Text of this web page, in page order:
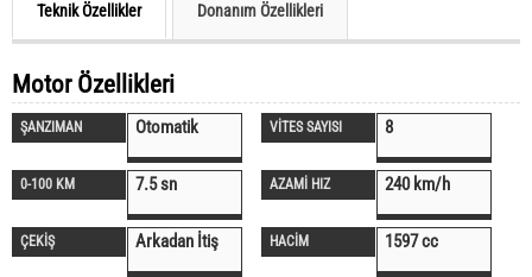
Teknik Özellikler Donanım Özellikleri
Motor Özellikleri
ŞANZIMAN Otomatik VİTES SAYISI 8
0-100 KM 7.5 sn AZAMİ HIZ 240 km/h
ÇEKİŞ Arkadan İtiş HACİM 1597 cc